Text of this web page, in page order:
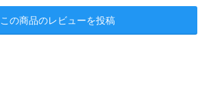
この商品のレビューを投稿